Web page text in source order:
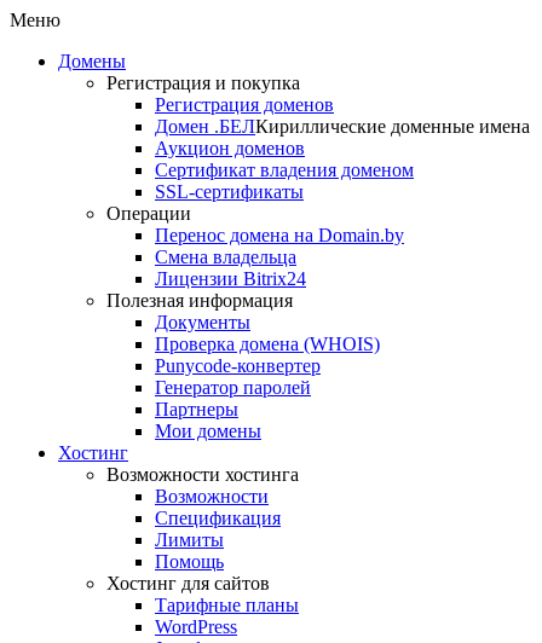
Меню
Домены
Регистрация и покупка
Регистрация доменов
Домен .БЕЛКириллические доменные имена
Аукцион доменов
Сертификат владения доменом
SSL-сертификаты
Операции
Перенос домена на Domain.by
Смена владельца
Лицензии Bitrix24
Полезная информация
Документы
Проверка домена (WHOIS)
Punycode-конвертер
Генератор паролей
Партнеры
Мои домены
Хостинг
Возможности хостинга
Возможности
Спецификация
Лимиты
Помощь
Хостинг для сайтов
Тарифные планы
WordPress